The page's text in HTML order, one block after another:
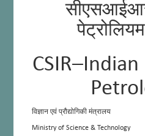
विज्ञान एवं प्रौद्योगिकी मंत्रालय
Ministry of Science & Technology
वैक्युम ओवन